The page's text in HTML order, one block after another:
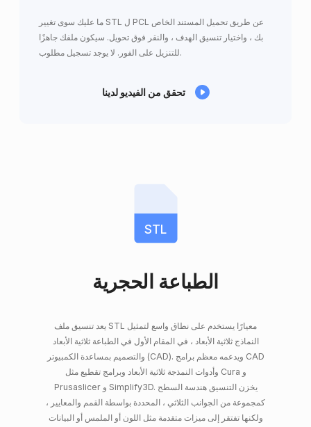
ما عليك سوى تغيير STL ل PCL عن طريق تحميل المستند الخاص
بك ، واختيار تنسيق الهدف ، والنقر فوق تحويل. سيكون ملفك جاهزًا
للتنزيل على الفور. لا يوجد تسجيل مطلوب.
تحقق من الفيديو لدينا
STL
الطباعة الحجرية
يعد تنسيق ملف STL معيارًا يستخدم على نطاق واسع لتمثيل
النماذج ثلاثية الأبعاد ، في المقام الأول في الطباعة ثلاثية الأبعاد
والتصميم بمساعدة الكمبيوتر (CAD). ويدعمه معظم برامج CAD
وأدوات النمذجة ثلاثية الأبعاد وبرامج تقطيع مثل Cura و
Prusaslicer و Simplify3D. يخزن التنسيق هندسة السطح
كمجموعة من الجوانب الثلاثي ، المحددة بواسطة القمم والمعايير ،
ولكنها تفتقر إلى ميزات متقدمة مثل اللون أو الملمس أو البيانات